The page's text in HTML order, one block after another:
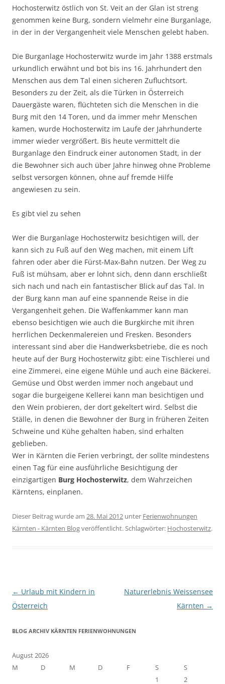
Hochosterwitz östlich von St. Veit an der Glan ist streng
genommen keine Burg, sondern vielmehr eine Burganlage,
in der in der Vergangenheit viele Menschen gelebt haben.
Die Burganlage Hochosterwitz wurde im Jahr 1388 erstmals
urkundlich erwähnt und bot bis ins 16. Jahrhundert den
Menschen aus dem Tal einen sicheren Zufluchtsort.
Besonders zu der Zeit, als die Türken in Österreich
Dauergäste waren, flüchteten sich die Menschen in die
Burg mit den 14 Toren, und da immer mehr Menschen
kamen, wurde Hochosterwitz im Laufe der Jahrhunderte
immer wieder vergrößert. Bis heute vermittelt die
Burganlage den Eindruck einer autonomen Stadt, in der
die Bewohner sich auch über Jahre hinweg ohne Probleme
selbst versorgen können, ohne auf fremde Hilfe
angewiesen zu sein.
Es gibt viel zu sehen
Wer die Burganlage Hochosterwitz besichtigen will, der
kann sich zu Fuß auf den Weg machen, mit einem Lift
fahren oder aber die Fürst-Max-Bahn nutzen. Der Weg zu
Fuß ist mühsam, aber er lohnt sich, denn dann erschließt
sich nach und nach ein fantastischer Blick auf das Tal. In
der Burg kann man auf eine spannende Reise in die
Vergangenheit gehen. Die Waffenkammer kann man
ebenso besichtigen wie auch die Burgkirche mit ihren
herrlichen Deckenmalereien und Fresken. Besonders
interessant sind aber die Handwerksbetriebe, die es noch
heute auf der Burg Hochosterwitz gibt: eine Tischlerei und
eine Zimmerei, eine eigene Mühle und auch eine Bäckerei.
Gemüse und Obst werden immer noch angebaut und
sogar die burgeigene Kellerei kann man besichtigen und
den Wein probieren, der dort gekeltert wird. Selbst die
Ställe, in denen die Bewohner der Burg in früheren Zeiten
Schweine und Kühe gehalten haben, sind erhalten
geblieben.
Wer in Kärnten die Ferien verbringt, der sollte mindestens
einen Tag für eine ausführliche Besichtigung der
einzigartigen Burg Hochosterwitz, dem Wahrzeichen
Kärntens, einplanen.
Dieser Beitrag wurde am 28. Mai 2012 unter Ferienwohnungen
Kärnten - Kärnten Blogveröffentlicht. Schlagwörter: Hochosterwitz.
Beitragsnavigation
← Urlaub mit Kindern in
Österreich
Naturerlebnis Weissensee
Kärnten →
BLOG ARCHIV KÄRNTEN FERIENWOHNUNGEN
August 2026
M
D M D F S
S
1
2